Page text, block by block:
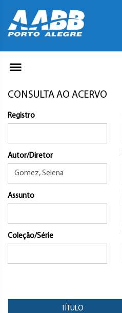
CONSULTA AO ACERVO
Registro
Autor/Diretor
Assunto
Coleção/Série
TÍTULO